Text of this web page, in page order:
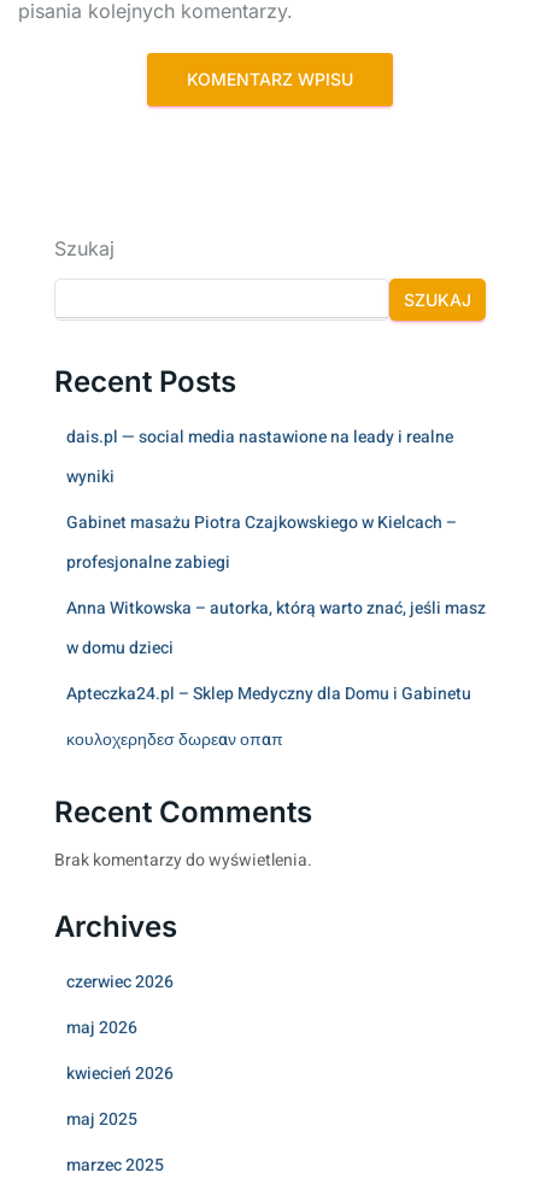
pisania kolejnych komentarzy.
Szukaj
SZUKAJ
Recent Posts
dais.pl — social media nastawione na leady i realne
wyniki
Gabinet masażu Piotra Czajkowskiego w Kielcach –
profesjonalne zabiegi
Anna Witkowska – autorka, którą warto znać, jeśli masz
w domu dzieci
Apteczka24.pl – Sklep Medyczny dla Domu i Gabinetu
κουλοχερηδεσ δωρεαν οπαπ
Recent Comments
Brak komentarzy do wyświetlenia.
Archives
czerwiec 2026
maj 2026
kwiecień 2026
maj 2025
marzec 2025